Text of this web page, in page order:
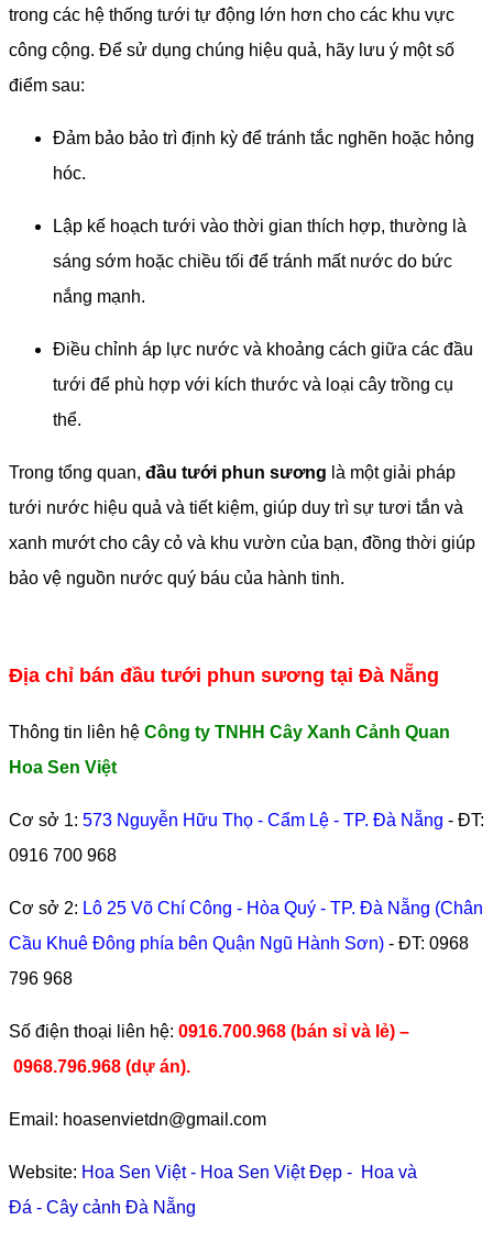
trong các hệ thống tưới tự động lớn hơn cho các khu vực
công cộng. Để sử dụng chúng hiệu quả, hãy lưu ý một số
điểm sau:
Đảm bảo bảo trì định kỳ để tránh tắc nghẽn hoặc hỏng
hóc.
Lập kế hoạch tưới vào thời gian thích hợp, thường là
sáng sớm hoặc chiều tối để tránh mất nước do bức
nắng mạnh.
Điều chỉnh áp lực nước và khoảng cách giữa các đầu
tưới để phù hợp với kích thước và loại cây trồng cụ
thể.
Trong tổng quan, đầu tưới phun sương là một giải pháp
tưới nước hiệu quả và tiết kiệm, giúp duy trì sự tươi tắn và
xanh mướt cho cây cỏ và khu vườn của bạn, đồng thời giúp
bảo vệ nguồn nước quý báu của hành tinh.
Địa chỉ bán đầu tưới phun sương tại Đà Nẵng
Thông tin liên hệ Công ty TNHH Cây Xanh Cảnh Quan
Hoa Sen Việt
Cơ sở 1: 573 Nguyễn Hữu Thọ - Cẩm Lệ - TP. Đà Nẵng - ĐT:
0916 700 968
Cơ sở 2: Lô 25 Võ Chí Công - Hòa Quý - TP. Đà Nẵng (Chân
Cầu Khuê Đông phía bên Quận Ngũ Hành Sơn) - ĐT: 0968
796 968
​Số điện thoại liên hệ: 0916.700.968 (bán sỉ và lẻ) –
0968.796.968 (dự án).
Email: hoasenvietdn@gmail.com
Website: Hoa Sen Việt- Hoa Sen Việt Đẹp - Hoa và
Đá - Cây cảnh Đà Nẵng